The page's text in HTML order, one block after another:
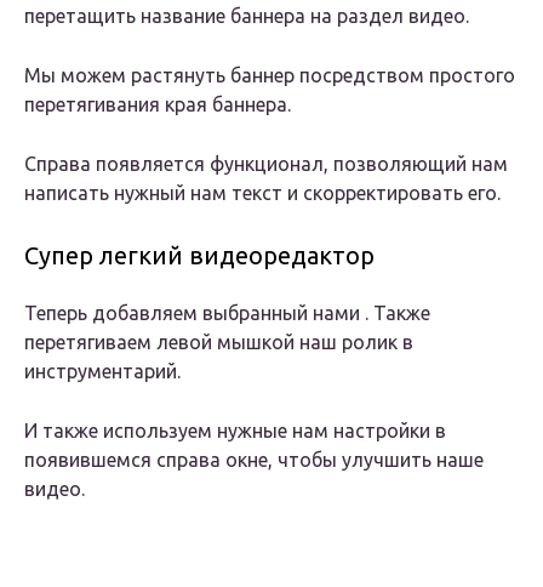
перетащить название баннера на раздел видео.
Мы можем растянуть баннер посредством простого
перетягивания края баннера.
Справа появляется функционал, позволяющий нам
написать нужный нам текст и скорректировать его.
Супер легкий видеоредактор
Теперь добавляем выбранный нами . Также
перетягиваем левой мышкой наш ролик в
инструментарий.
И также используем нужные нам настройки в
появившемся справа окне, чтобы улучшить наше
видео.